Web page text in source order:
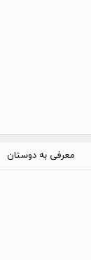
معرفی به دوستان